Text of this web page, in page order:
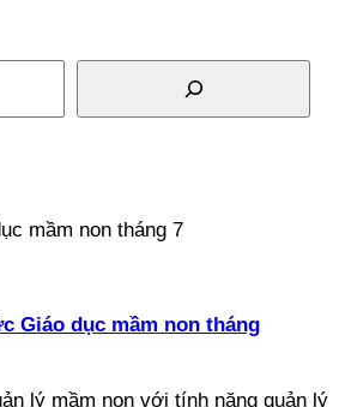
Giáo dục mầm non tháng